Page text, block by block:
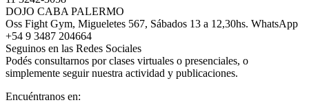
DOJO CABA PALERMO
Oss Fight Gym, Migueletes 567, Sábados 13 a 12,30hs. WhatsApp
+54 9 3487 204664
Seguinos en las Redes Sociales
Podés consultarnos por clases virtuales o presenciales, o
simplemente seguir nuestra actividad y publicaciones.
Encuéntranos en: